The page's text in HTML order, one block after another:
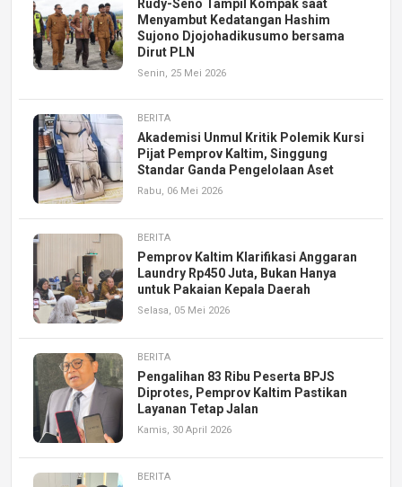
Rudy-Seno Tampil Kompak saat
Menyambut Kedatangan Hashim
Sujono Djojohadikusumo bersama
Dirut PLN
Senin, 25 Mei 2026
BERITA
Akademisi Unmul Kritik Polemik Kursi
Pijat Pemprov Kaltim, Singgung
Standar Ganda Pengelolaan Aset
Rabu, 06 Mei 2026
BERITA
Pemprov Kaltim Klarifikasi Anggaran
Laundry Rp450 Juta, Bukan Hanya
untuk Pakaian Kepala Daerah
Selasa, 05 Mei 2026
BERITA
Pengalihan 83 Ribu Peserta BPJS
Diprotes, Pemprov Kaltim Pastikan
Layanan Tetap Jalan
Kamis, 30 April 2026
BERITA